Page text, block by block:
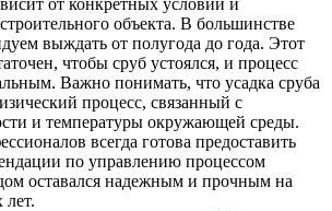
объекта. В большинстве
выждать от полугода до года. Этот
чтобы сруб устоялся, и процесс
Важно понимать, что усадка сруба
процесс, связанный с
и температуры окружающей среды.
всегда готова предоставить
по управлению процессом
оставался надежным и прочным на